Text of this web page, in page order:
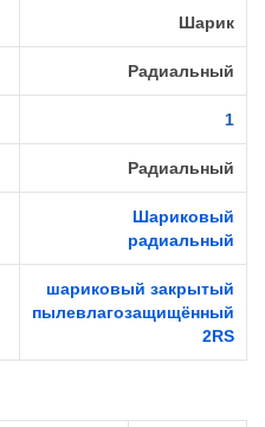
Шарик
Радиальный
1
Радиальный
Шариковый
радиальный
шариковый закрытый
пылевлагозащищённый
2RS